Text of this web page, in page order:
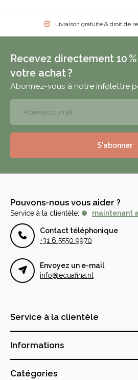
Livraison gratuite & droit de
Recevez directement 10
votre achat ?
Abonnez-vous à notre infolettre
S'abonner
Pouvons-nous vous aider ?
Service à la clientèle: maintenant
Contact téléphonique
+31 6 5550 9970
Envoyez un e-mail
info@ecuafina.nl
Service à la clientèle
Informations
Catégories